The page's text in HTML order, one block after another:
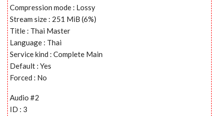
Compression mode : Lossy
Stream size : 251 MiB (6%)
Title : Thai Master
Language : Thai
Service kind : Complete Main
Default : Yes
Forced : No
Audio #2
ID : 3